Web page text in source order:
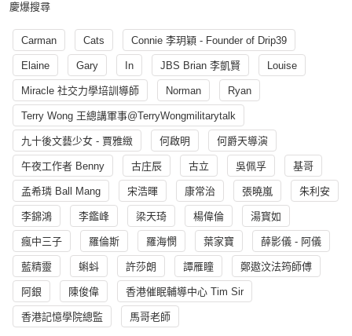
慶爆搜尋
Carman Cats Connie 李玥穎 - Founder of Drip39
Elaine Gary In JBS Brian 李凱賢 Louise
Miracle 社交力學培訓導師 Norman Ryan
Terry Wong 王總講軍事@TerryWongmilitarytalk
九十後文藝少女 - 賈雅緻 何啟明 何爵天導演
午夜工作者 Benny 古庄辰 古立 吳佩孚 基哥
孟希璘 Ball Mang 宋浩暉 康常治 張曉嵐 朱利安
李錦鴻 李鑑峰 梁天琦 楊偉倫 湯寳如
瘋中三子 羅倫斯 羅海憫 葉家寶 薛影儀 - 阿儀
藍精靈 蝌蚪 許莎朗 譚雁瞳 鄭遨汶法筠師傅
阿銀 陳俊偉 香港催眠輔導中心 Tim Sir
香港記憶學院總監 馬哥老師